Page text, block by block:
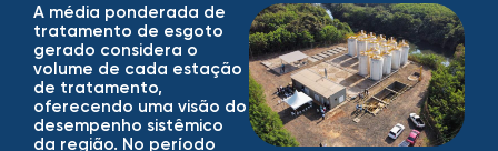
A média ponderada de
tratamento de esgoto
gerado considera o
volume de cada estação
de tratamento,
oferecendo uma visão do
desempenho sistêmico
da região. No período